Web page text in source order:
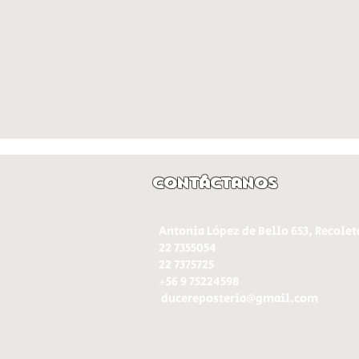
Contáctanos
Antonia López de Bello 653,
22 7355054
22 7375725
+56 9 75224598
ducereposteria@gmail.com